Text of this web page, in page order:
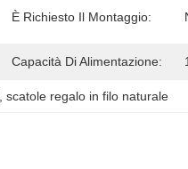
È Richiesto Il Montaggio:
Capacità Di Alimentazione:
scatole regalo in filo naturale